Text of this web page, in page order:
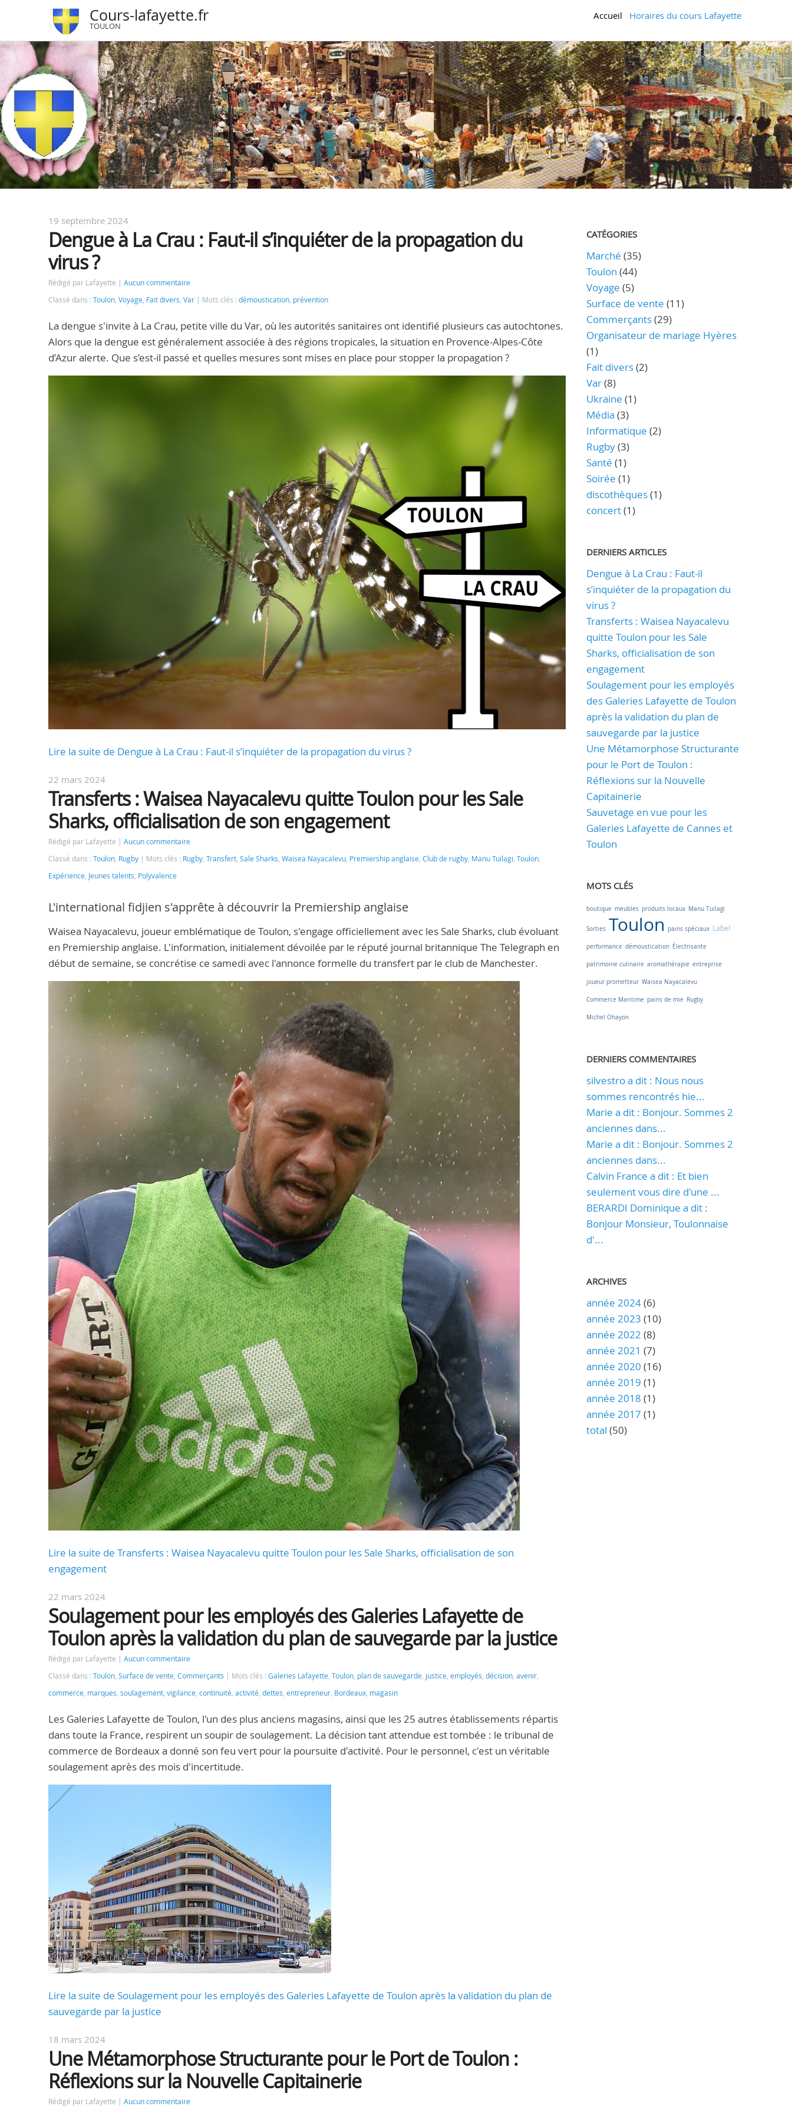
Cours-lafayette.fr
TOULON
Accueil Horaires du cours Lafayette
19 septembre 2024
Dengue à La Crau : Faut-il s’inquiéter de la propagation du
virus ?
Rédigé par Lafayette
Aucun commentaire
Classé dans : Toulon, Voyage, Fait divers, Var Mots clés : démoustication, prévention
La dengue s'invite à La Crau, petite ville du Var, où les autorités sanitaires ont identifié plusieurs cas autochtones.
Alors que la dengue est généralement associée à des régions tropicales, la situation en Provence-Alpes-Côte
d’Azur alerte. Que s’est-il passé et quelles mesures sont mises en place pour stopper la propagation ?
Lire la suite de Dengue à La Crau : Faut-il s’inquiéter de la propagation du virus ?
22 mars 2024
Transferts : Waisea Nayacalevu quitte Toulon pour les Sale
Sharks, officialisation de son engagement
Rédigé par Lafayette
Aucun commentaire
Classé dans : Toulon, Rugby Mots clés : Rugby, Transfert, Sale Sharks, Waisea Nayacalevu, Premiership anglaise, Club de rugby, Manu Tuilagi, Toulon,
Expérience, Jeunes talents, Polyvalence
L'international fidjien s'apprête à découvrir la Premiership anglaise
Waisea Nayacalevu, joueur emblématique de Toulon, s'engage officiellement avec les Sale Sharks, club évoluant
en Premiership anglaise. L'information, initialement dévoilée par le réputé journal britannique The Telegraph en
début de semaine, se concrétise ce samedi avec l'annonce formelle du transfert par le club de Manchester.
Lire la suite de Transferts : Waisea Nayacalevu quitte Toulon pour les Sale Sharks, officialisation de son
engagement
22 mars 2024
Soulagement pour les employés des Galeries Lafayette de
Toulon après la validation du plan de sauvegarde par la justice
Rédigé par Lafayette
Aucun commentaire
Classé dans : Toulon, Surface de vente, Commerçants Mots clés : Galeries Lafayette, Toulon, plan de sauvegarde, justice, employés, décision, avenir,
commerce, marques, soulagement, vigilance, continuité, activité, dettes, entrepreneur, Bordeaux, magasin
Les Galeries Lafayette de Toulon, l'un des plus anciens magasins, ainsi que les 25 autres établissements répartis
dans toute la France, respirent un soupir de soulagement. La décision tant attendue est tombée : le tribunal de
commerce de Bordeaux a donné son feu vert pour la poursuite d'activité. Pour le personnel, c'est un véritable
soulagement après des mois d'incertitude.
Lire la suite de Soulagement pour les employés des Galeries Lafayette de Toulon après la validation du plan de
sauvegarde par la justice
18 mars 2024
Une Métamorphose Structurante pour le Port de Toulon :
Réflexions sur la Nouvelle Capitainerie
Rédigé par Lafayette Aucun commentaire
CATÉGORIES
Marché (35)
Toulon (44)
Voyage (5)
Surface de vente (11)
Commerçants(29)
Organisateur de mariage Hyères
(1)
Fait divers(2)
Var(8)
Ukraine (1)
Média (3)
Informatique (2)
Rugby(3)
Santé (1)
Soirée (1)
discothèques(1)
concert(1)
DERNIERS ARTICLES
Dengue à La Crau : Faut-il
s’inquiéter de la propagation du
virus ?
Transferts : Waisea Nayacalevu
quitte Toulon pour les Sale
Sharks, officialisation de son
engagement
Soulagement pour les employés
des Galeries Lafayette de Toulon
après la validation du plan de
sauvegarde par la justice
Une Métamorphose Structurante
pour le Port de Toulon :
Réflexions sur la Nouvelle
Capitainerie
Sauvetage en vue pour les
Galeries Lafayette de Cannes et
Toulon
MOTS CLÉS
boutique meubles produits locaux Manu Tuilagi
Sorties Toulon pains spéciaux Label
performance démoustication Électrisante
patrimoine culinaire aromathérapie entreprise
joueur prometteur Waisea Nayacalevu
Commerce Maritime pains de mie Rugby
Michel Ohayon
DERNIERS COMMENTAIRES
silvestro a dit : Nous nous
sommes rencontrés hie...
Marie a dit : Bonjour. Sommes 2
anciennes dans...
Marie a dit : Bonjour. Sommes 2
anciennes dans...
Calvin France a dit : Et bien
seulement vous dire d'une ...
BERARDI Dominique a dit :
Bonjour Monsieur, Toulonnaise
d'...
ARCHIVES
année 2024(6)
année 2023 (10)
année 2022 (8)
année 2021 (7)
année 2020 (16)
année 2019 (1)
année 2018 (1)
année 2017 (1)
total (50)